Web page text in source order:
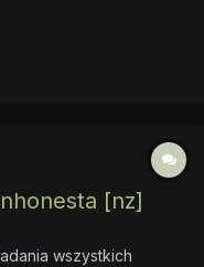
[nz]
wszystkich